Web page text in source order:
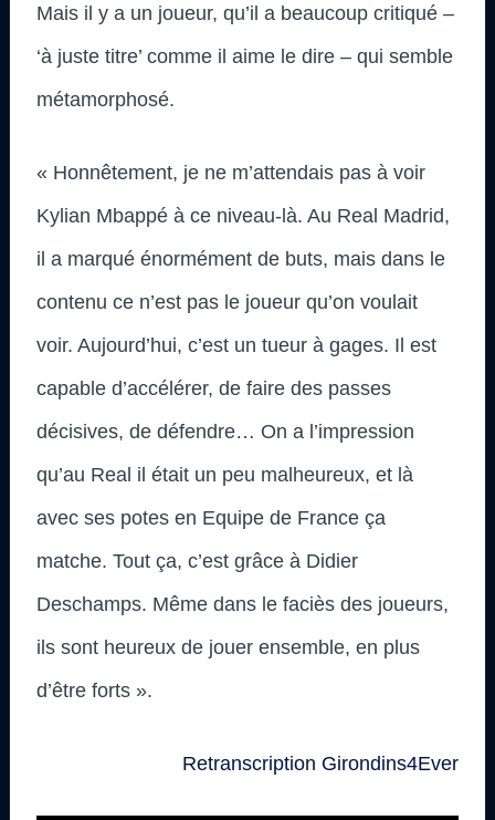
Mais il y a un joueur, qu’il a beaucoup critiqué –
‘à juste titre’ comme il aime le dire – qui semble
métamorphosé.
« Honnêtement, je ne m’attendais pas à voir
Kylian Mbappé à ce niveau-là. Au Real Madrid,
il a marqué énormément de buts, mais dans le
contenu ce n’est pas le joueur qu’on voulait
voir. Aujourd’hui, c’est un tueur à gages. Il est
capable d’accélérer, de faire des passes
décisives, de défendre… On a l’impression
qu’au Real il était un peu malheureux, et là
avec ses potes en Equipe de France ça
matche. Tout ça, c’est grâce à Didier
Deschamps. Même dans le faciès des joueurs,
ils sont heureux de jouer ensemble, en plus
d’être forts ».
Retranscription Girondins4Ever